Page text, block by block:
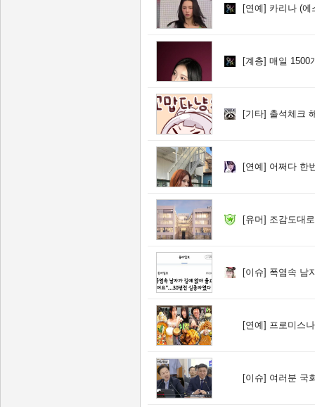
[연예] 카리나 (에
[계층] 매일 1500
[기타] 출석체크
[연예] 어쩌다 한
[유머] 조감도대
[이슈] 폭염속 남자가
[연예] 프로미스
[이슈] 여러분 국회의원